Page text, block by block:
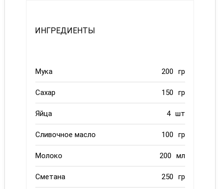
ИНГРЕДИЕНТЫ
Мука 200 гр
Сахар 150 гр
Яйца 4 шт
Сливочное масло 100 гр
Молоко 200 мл
Сметана 250 гр